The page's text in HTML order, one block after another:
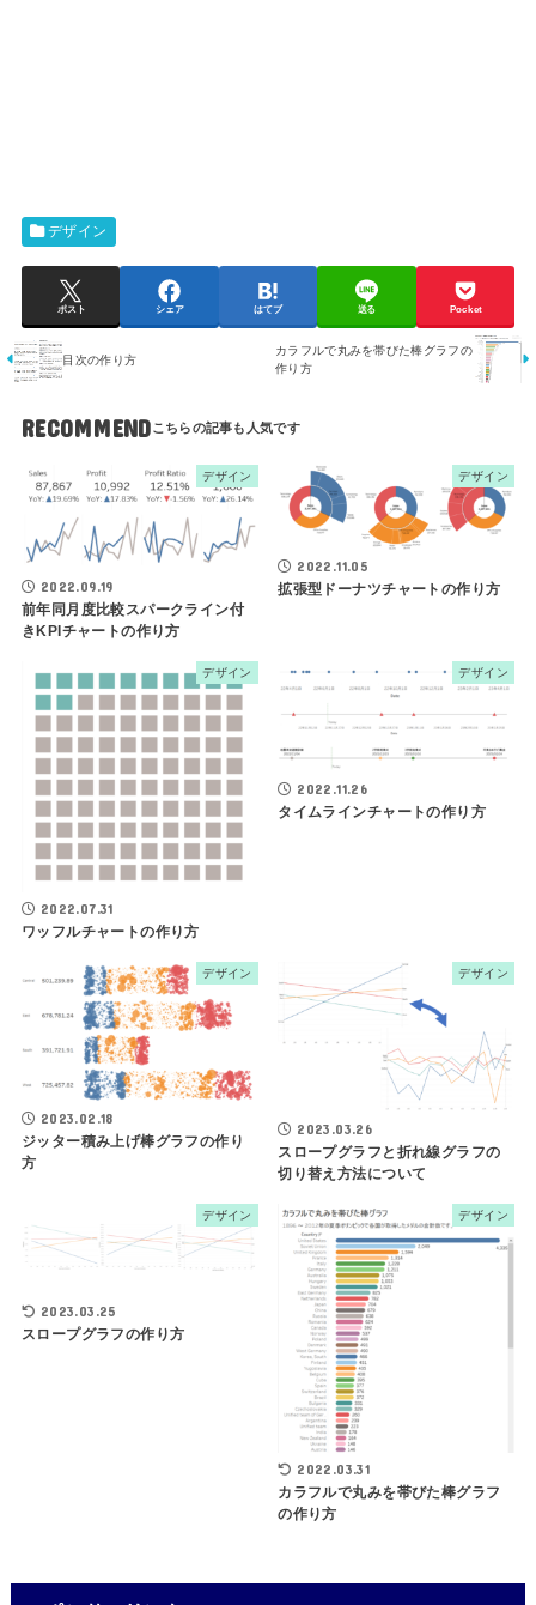
デザイン
ポスト シェア はてブ 送る Pocket
目次の作り方
カラフルで丸みを帯びた棒グラフの
作り方
RECOMMEND
デザイン
2022.09.19
前年同月度比較スパークライン付
きKPIチャートの作り方
デザイン
2022.11.05
拡張型ドーナツチャートの作り方
デザイン
2022.07.31
ワッフルチャートの作り方
デザイン
2022.11.26
タイムラインチャートの作り方
デザイン
2023.02.18
ジッター積み上げ棒グラフの作り
方
デザイン
2023.03.26
スロープグラフと折れ線グラフの
切り替え方法について
デザイン
2023.03.25
スロープグラフの作り方
デザイン
2022.03.31
カラフルで丸みを帯びた棒グラフ
の作り方